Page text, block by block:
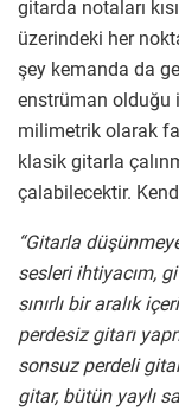
gitarda notaları
üzerindeki her
şey kemanda da
enstrüman olduğu
milimetrik olarak
klasik gitarla
çalabilecektir.
“Gitarla
sesleri ihtiyacım,
sınırlı bir aralık
perdesiz gitarı
sonsuz perdeli
gitar, bütün yaylı